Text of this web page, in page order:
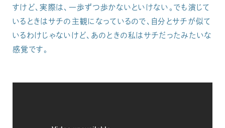
すけど、実際は、一歩ずつ歩かないといけない。でも演じて
いるときはサチの主観になっているので、自分とサチが似て
いるわけじゃないけど、あのときの私はサチだったみたいな
感覚です。